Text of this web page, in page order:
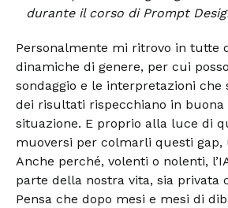
durante il corso di Prompt
Personalmente mi ritrovo in tutte
dinamiche di genere, per cui
sondaggio e le interpretazioni che
dei risultati rispecchiano in
situazione. E proprio alla luce di
muoversi per colmarli questi gap,
Anche perché, volenti o nolenti,
parte della nostra vita, sia privata
Pensa che dopo mesi e mesi di